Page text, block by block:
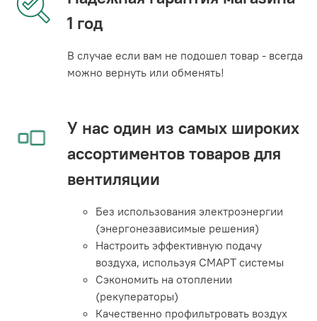
1 год
В случае если вам не подошел товар - всегда
можно вернуть или обменять!
У нас один из самых широких
ассортиментов товаров для
вентиляции
Без использования электроэнергии
(энергонезависимые решения)
Настроить эффективную подачу
воздуха, используя СМАРТ системы
Сэкономить на отоплении
(рекуператоры)
Качественно профильтровать воздух